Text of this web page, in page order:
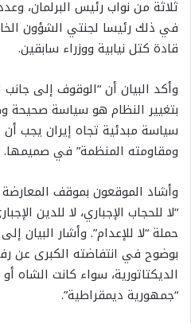
ثلاثة من نواب رئيس البرلمان،
في ذلك رئيسا لجنتي الشؤون
قادة كتل نيابية ووزراء سابقين.
وأكد البيان أن “الوقوف إلى
بتغيير النظام هو سياسة صحيحة
سياسة مبدئية تجاه إيران يجب
ومقاومته المنظمة” في صميمها.
وأشاد الموقعون بموقف
“لا للحجاب الإجباري، لا للدين
حملة “لا للإعدام”. وأشار البيان
بوضوح في انتفاضته الكبرى عن
الديكتاتورية، سواء كانت الشاه
“جمهورية ديمقراطية”.